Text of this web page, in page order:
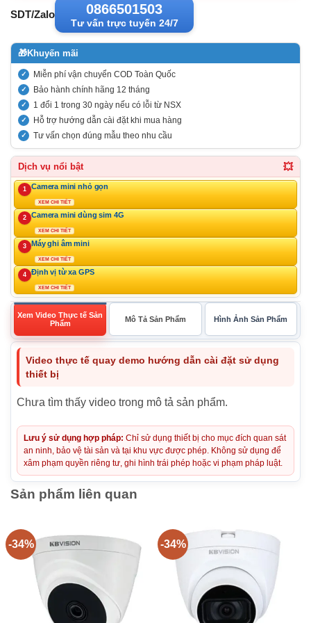
SDT/Zalo 0866501503
Tư vấn trực tuyến 24/7
🎁Khuyến mãi
Miễn phí vận chuyển COD Toàn Quốc
Bảo hành chính hãng 12 tháng
1 đổi 1 trong 30 ngày nếu có lỗi từ NSX
Hỗ trợ hướng dẫn cài đặt khi mua hàng
Tư vấn chọn đúng mẫu theo nhu cầu
Dịch vụ nổi bật 💥
1 Camera mini nhỏ gọn
XEM CHI TIẾT
2 Camera mini dùng sim 4G
XEM CHI TIẾT
3 Máy ghi âm mini
XEM CHI TIẾT
4 Định vị từ xa GPS
XEM CHI TIẾT
Xem Video Thực tế Sản
Phẩm
Mô Tả Sản Phẩm Hình Ảnh Sản Phẩm
Video thực tế quay demo hướng dẫn cài đặt sử dụng
thiết bị
Chưa tìm thấy video trong mô tả sản phẩm.
Lưu ý sử dụng hợp pháp: Chỉ sử dụng thiết bị cho mục đích quan sát
an ninh, bảo vệ tài sản và tại khu vực được phép. Không sử dụng để
xâm phạm quyền riêng tư, ghi hình trái phép hoặc vi phạm pháp luật.
Sản phẩm liên quan
-34% -34%